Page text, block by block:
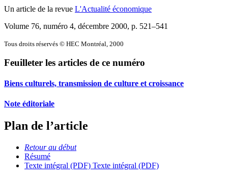
Un article de la revue L'Actualité économique
Volume 76, numéro 4, décembre 2000, p. 521–541
Tous droits réservés © HEC Montréal, 2000
Feuilleter les articles de ce numéro
Biens culturels, transmission de culture et croissance
Note éditoriale
Plan de l’article
Retour au début
Résumé
Texte intégral (PDF) Texte intégral (PDF)